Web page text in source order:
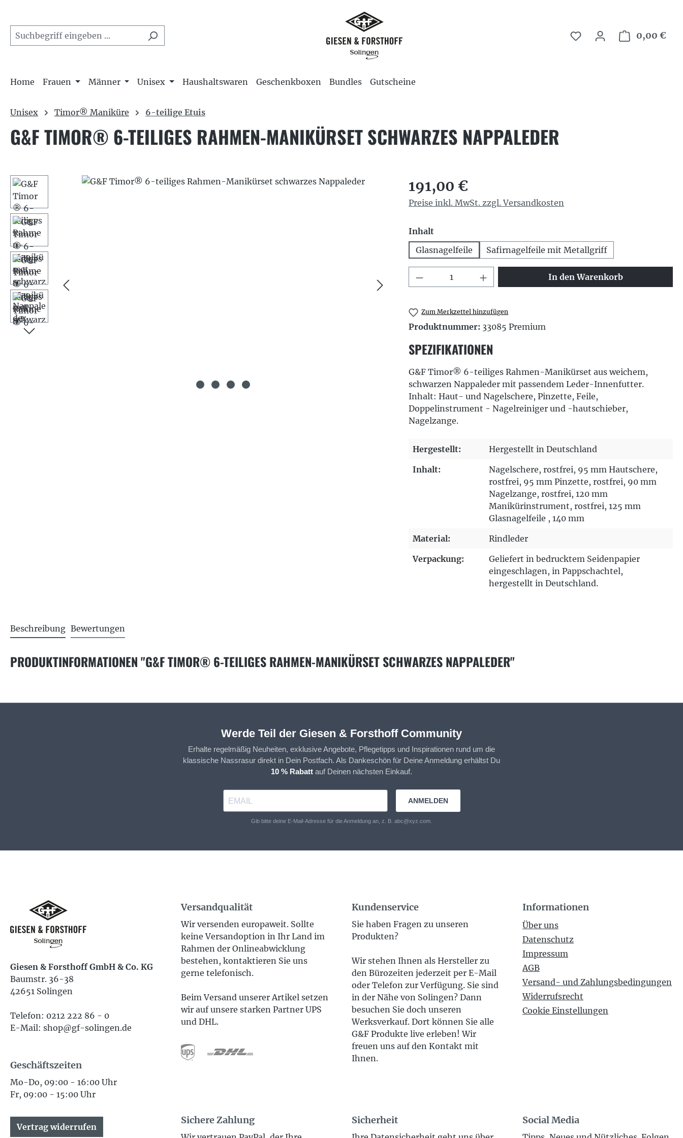
0,00 €
Home Frauen Männer Unisex Haushaltswaren Geschenkboxen Bundles Gutscheine
Unisex Timor® Maniküre 6-teilige Etuis
G&F TIMOR® 6-TEILIGES RAHMEN-MANIKÜRSET SCHWARZES NAPPALEDER
Bildergalerie überspringen Regulärer Preis:
191,00 €
Preise inkl. MwSt. zzgl. Versandkosten
Inhaltauswählen
Glasnagelfeile
Safirnagelfeile mit Metallgriff
Produkt Anzahl: Gib den gewünschten
In den Warenkorb
Zum Merkzettel hinzufügen
Produktnummer: 33085 Premium
SPEZIFIKATIONEN
G&F Timor® 6-teiliges Rahmen-Manikürset aus weichem,
schwarzen Nappaleder mit passendem Leder-Innenfutter.
Inhalt: Haut- und Nagelschere, Pinzette, Feile,
Doppelinstrument - Nagelreiniger und -hautschieber,
Nagelzange.
Hergestellt:
Hergestellt in Deutschland
Inhalt:
Nagelschere, rostfrei, 95 mm Hautschere,
rostfrei, 95 mm Pinzette, rostfrei, 90 mm
Nagelzange, rostfrei, 120 mm
Manikürinstrument, rostfrei, 125 mm
Glasnagelfeile , 140 mm
Material:
Rindleder
Verpackung:
Geliefert in bedrucktem Seidenpapier
eingeschlagen, in Pappschachtel,
hergestellt in Deutschland.
Beschreibung Bewertungen
PRODUKTINFORMATIONEN "G&F TIMOR® 6-TEILIGES RAHMEN-MANIKÜRSET SCHWARZES NAPPALEDER"
Werde Teil der Giesen & Forsthoff Community
Erhalte regelmäßig Neuheiten, exklusive Angebote, Pflegetipps und Inspirationen rund um die
klassische Nassrasur direkt in Dein Postfach. Als Dankeschön für Deine Anmeldung erhältst Du
10 % Rabatt auf Deinen nächsten Einkauf.
ANMELDEN
Gib bitte deine E-Mail-Adresse für die Anmeldung an, z. B. abc@xyz.com.
Giesen & Forsthoff GmbH & Co. KG
Baumstr. 36-38
42651 Solingen
Telefon: 0212 222 86 - 0
E-Mail: shop@gf-solingen.de
Geschäftszeiten
Mo-Do, 09:00 - 16:00 Uhr
Fr, 09:00 - 15:00 Uhr
Vertrag widerrufen
Versandqualität
Wir versenden europaweit. Sollte
keine Versandoption in Ihr Land im
Rahmen der Onlineabwicklung
bestehen, kontaktieren Sie uns
gerne telefonisch.
Beim Versand unserer Artikel setzen
wir auf unsere starken Partner UPS
und DHL.
Kundenservice
Sie haben Fragen zu unseren
Produkten?
Wir stehen Ihnen als Hersteller zu
den Bürozeiten jederzeit per E-Mail
oder Telefon zur Verfügung. Sie sind
in der Nähe von Solingen? Dann
besuchen Sie doch unseren
Werksverkauf. Dort können Sie alle
G&F Produkte live erleben! Wir
freuen uns auf den Kontakt mit
Ihnen.
Informationen
Über uns
Datenschutz
Impressum
AGB
Versand- und Zahlungsbedingungen
Widerrufsrecht
Cookie Einstellungen
Sichere Zahlung Sicherheit Social Media